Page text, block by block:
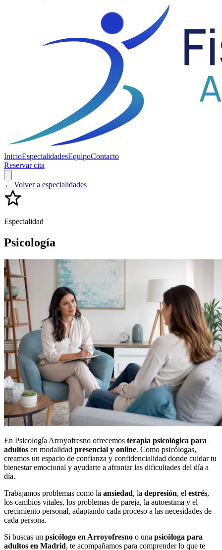
InicioEspecialidadesEquipoContacto
Reservar cita
← Volver a especialidades
Especialidad
Psicología
En Psicología Arroyofresno ofrecemos terapia psicológica para
adultos en modalidad presencial y online. Como psicólogas,
creamos un espacio de confianza y confidencialidad donde cuidar tu
bienestar emocional y ayudarte a afrontar las dificultades del día a
día.
Trabajamos problemas como la ansiedad, la depresión, el estrés,
los cambios vitales, los problemas de pareja, la autoestima y el
crecimiento personal, adaptando cada proceso a las necesidades de
cada persona.
Si buscas un psicólogo en Arroyofresno o una psicóloga para
adultos en Madrid, te acompañamos para comprender lo que te